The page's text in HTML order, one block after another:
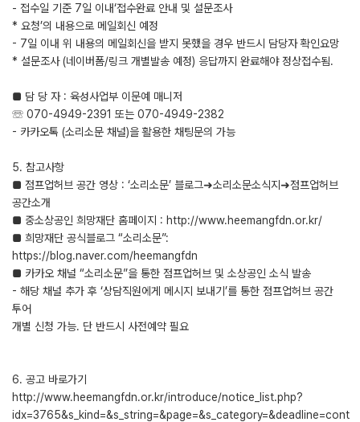
- 접수일 기준 7일 이내‘접수완료 안내 및 설문조사
* 요청’의 내용으로 메일회신 예정
- 7일 이내 위 내용의 메일회신을 받지 못했을 경우 반드시 담당자 확인요망
* 설문조사 (네이버폼/링크 개별발송 예정) 응답까지 완료해야 정상접수됨.
■ 담 당 자 : 육성사업부 이문예 매니저
☏ 070-4949-2391 또는 070-4949-2382
- 카카오톡 (소리소문 채널)을 활용한 채팅문의 가능
5. 참고사항
■ 점프업허브 공간 영상 : ‘소리소문’ 블로그➜소리소문소식지➜점프업허브
공간소개
■ 중소상공인 희망재단 홈페이지 : http://www.heemangfdn.or.kr/
■ 희망재단 공식블로그 “소리소문”:
https://blog.naver.com/heemangfdn
■ 카카오 채널 “소리소문”을 통한 점프업허브 및 소상공인 소식 발송
- 해당 채널 추가 후 ‘상담직원에게 메시지 보내기’를 통한 점프업허브 공간
투어
개별 신청 가능. 단 반드시 사전예약 필요
6. 공고 바로가기
http://www.heemangfdn.or.kr/introduce/notice_list.php?
idx=3765&s_kind=&s_string=&page=&s_category=&deadline=cont